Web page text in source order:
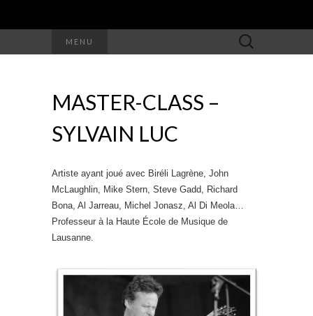
MENU Rechercher :
MASTER-CLASS –
SYLVAIN LUC
Artiste ayant joué avec Biréli Lagrène, John
McLaughlin, Mike Stern, Steve Gadd, Richard
Bona, Al Jarreau, Michel Jonasz, Al Di Meola…
Professeur à la Haute École de Musique de
Lausanne.